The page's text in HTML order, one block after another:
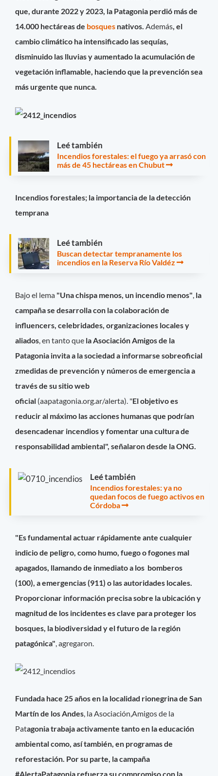
que,durante 2022 y 2023, la Patagonia perdió más de
14.000 hectáreas de bosques nativos. Además, el
cambio climático ha intensificado las sequías,
disminuido las lluvias y aumentado la acumulación de
vegetación inflamable, haciendo que la prevención sea
más urgente que nunca.
Leé también
Incendios forestales: el fuego ya arrasó con
más de 45 hectáreas en Chubut
Incendios forestales; la importancia de la detección
temprana
Leé también
Buscan detectar tempranamente los
incendios en la Reserva Río Valdéz
Bajo el lema "Una chispa menos, un incendio menos", la
campaña se desarrolla con la colaboración de
influencers, celebridades, organizaciones locales y
aliados, en tanto que la Asociación Amigos de la
Patagonia invita a la sociedad a informarse sobreoficial
zmedidas de prevención y números de emergencia a
través de su sitio web
oficial (aapatagonia.org.ar/alerta). "El objetivo es
reducir al máximo las acciones humanas que podrían
desencadenar incendios y fomentar una cultura de
responsabilidad ambiental", señalaron desde la ONG.
Leé también
Incendios forestales: ya no
quedan focos de fuego activos en
Córdoba
"Es fundamental actuar rápidamente ante cualquier
indicio de peligro, como humo, fuego o fogones mal
apagados, llamando de inmediato a los bomberos
(100), a emergencias (911) o las autoridades locales.
Proporcionar información precisa sobre la ubicación y
magnitud de los incidentes es clave para proteger los
bosques, la biodiversidad y el futuro de la región
patagónica" , agregaron.
Fundada hace 25 años en la localidad rionegrina de San
Martín de los Andes , la Asociación,Amigos de la
Patagonia trabaja activamente tanto en la educación
ambiental como, así también, en programas de
reforestación. Por su parte, la campaña
#AlertaPatagonia refuerza su compromiso con la